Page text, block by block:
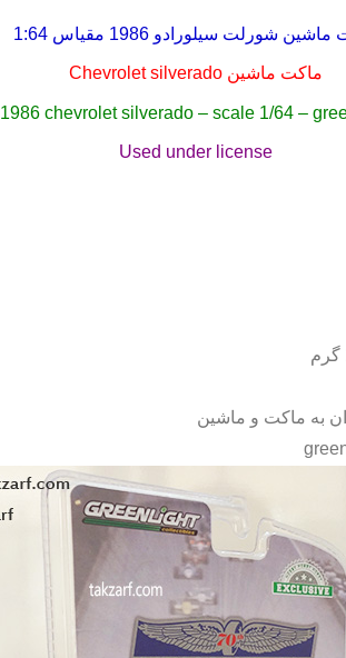
شورلت سیلورادو 1986 مقیاس 1:64
ماکت ماشینChevrolet silverado
1986 chevrolet silverado – scale 1/64 –
Used under license
به ماکت و ماشین